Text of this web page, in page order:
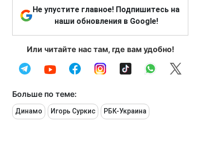
Не упустите главное! Подпишитесь на
наши обновления в Google!
Или читайте нас там, где вам удобно!
Больше по теме:
Динамо Игорь Суркис РБК-Украина